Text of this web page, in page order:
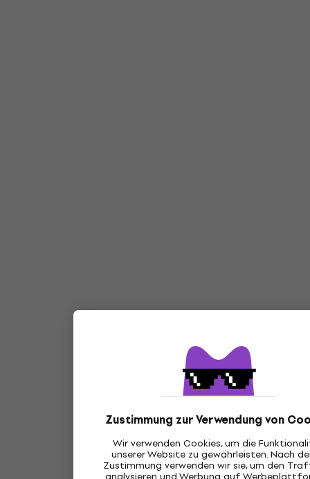
Zustimmung zur Verwendung von
Wir verwenden Cookies, um die
unserer Website zu gewährleisten. Nach
Zustimmung verwenden wir sie, um den